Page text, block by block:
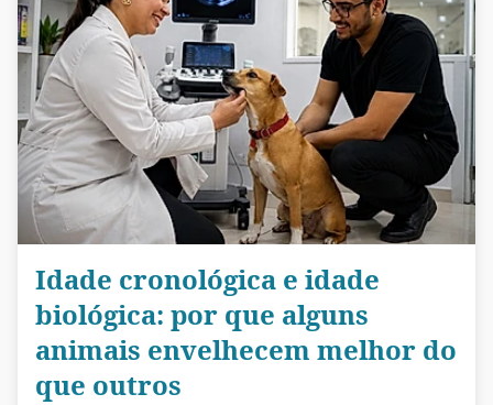
Idade cronológica e idade
biológica: por que alguns
animais envelhecem melhor do
que outros